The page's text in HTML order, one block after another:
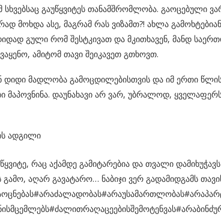
სხვებსაც გაუწყვიტეს თანამშრომლობა. გაოცებული
მოხდა ასე, მაგრამ რას ვიზამთ?! ახლა
გული რომ შესტკივათ და მკითხავენ, მანდ
ამიტომ თავი შეიკავეთ გთხოვთ.
დიდი მადლობა გამოცდილებისთვის და იმ ერთი
მაპოვნინა. დაუნახავი არ ვარ, უბრალოდ,
ადგილი
რაც აქამდე გამიტარებია და თვალი
გამო, აღარ გავატარო… ნაბიჯი ვერ გადამიდგამს